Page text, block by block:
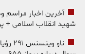
آخرین اخبار مراسم وداع
شهید انقلاب اسلامی +